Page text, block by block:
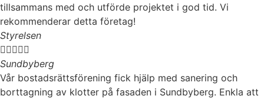
tillsammans med och utförde projektet i god tid. Vi
rekommenderar detta företag!
Styrelsen

Sundbyberg
Vår bostadsrättsförening fick hjälp med sanering och
borttagning av klotter på fasaden i Sundbyberg. Enkla att